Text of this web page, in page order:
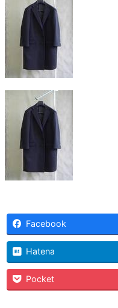
Facebook
Hatena
Pocket